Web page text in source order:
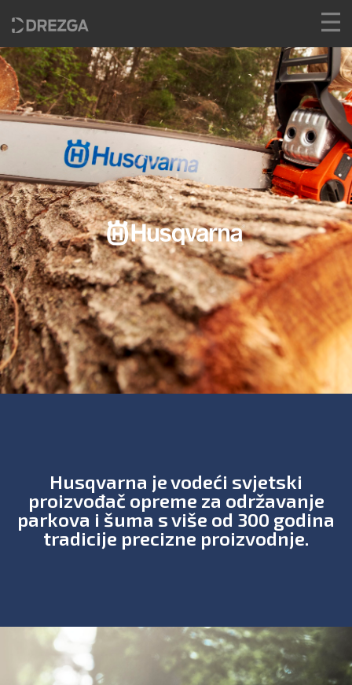
Husqvarna je vodeći svjetski
proizvođač opreme za održavanje
parkova i šuma s više od 300 godina
tradicije precizne proizvodnje.